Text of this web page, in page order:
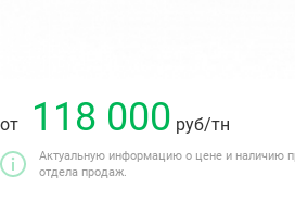
от 118 000 руб/тн
Актуальную информацию о цене и наличию
отдела продаж.